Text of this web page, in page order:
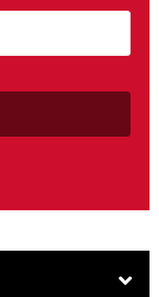
to subscribe to